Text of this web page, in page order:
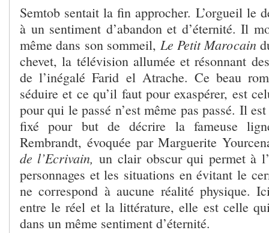
Semtob sentait la fin approcher. L’orgueil le
à un sentiment d’abandon et d’éternité. Il
même dans son sommeil, Le Petit Marocain
chevet, la télévision allumée et résonnant
de l’inégalé Farid el Atrache. Ce beau
séduire et ce qu’il faut pour exaspérer, est
pour qui le passé n’est même pas passé. Il
fixé pour but de décrire la fameuse
Rembrandt, évoquée par Marguerite
de l’Ecrivain, un clair obscur qui permet à
personnages et les situations en évitant le
ne correspond à aucune réalité physique.
entre le réel et la littérature, elle est celle
dans un même sentiment d’éternité.